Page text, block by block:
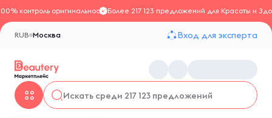
контроль оригинальностиБолее 217 123 предложений для Красоты и
Москва
RUB Вход для эксперта